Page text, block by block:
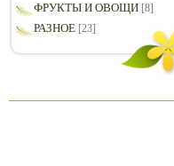
ФРУКТЫ И ОВОЩИ [8]
РАЗНОЕ [23]